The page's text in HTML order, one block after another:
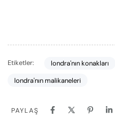
Etiketler: londra'nın konakları
londra'nın malikaneleri
PAYLAŞ